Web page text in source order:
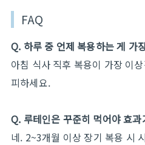
FAQ
Q. 하루 중 언제 복용하는 게 가
아침 식사 직후 복용이 가장 이
피하세요.
Q. 루테인은 꾸준히 먹어야 효과
네. 2~3개월 이상 장기 복용 시